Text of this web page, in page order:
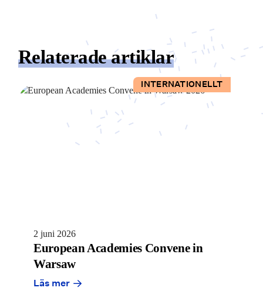
Relaterade artiklar
INTERNATIONELLT
2 juni 2026
European Academies Convene in
Warsaw
Läs mer